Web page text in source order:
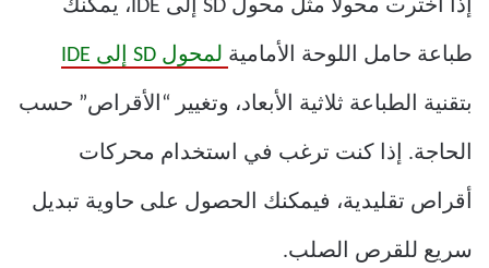
إذا اخترت محولًا مثل محول SD إلى IDE، يمكنك
طباعة حامل اللوحة الأمامية لمحول SD إلى IDE
بتقنية الطباعة ثلاثية الأبعاد، وتغيير “الأقراص” حسب
الحاجة. إذا كنت ترغب في استخدام محركات
أقراص تقليدية، فيمكنك الحصول على حاوية تبديل
سريع للقرص الصلب.